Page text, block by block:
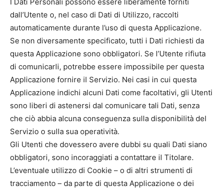
dall’Utente o, nel caso di Dati di Utilizzo, raccolti
automaticamente durante l’uso di questa Applicazione.
Se non diversamente specificato, tutti i Dati richiesti da
questa Applicazione sono obbligatori. Se l’Utente rifiuta
di comunicarli, potrebbe essere impossibile per questa
Applicazione fornire il Servizio. Nei casi in cui questa
Applicazione indichi alcuni Dati come facoltativi, gli Utenti
sono liberi di astenersi dal comunicare tali Dati, senza
che ciò abbia alcuna conseguenza sulla disponibilità del
Servizio o sulla sua operatività.
Gli Utenti che dovessero avere dubbi su quali Dati siano
obbligatori, sono incoraggiati a contattare il Titolare.
L’eventuale utilizzo di Cookie – o di altri strumenti di
tracciamento – da parte di questa Applicazione o dei